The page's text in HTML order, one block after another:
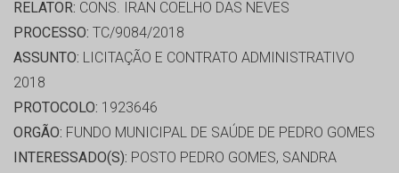
RELATOR: CONS. IRAN COELHO DAS NEVES
PROCESSO: TC/9084/2018
ASSUNTO: LICITAÇÃO E CONTRATO ADMINISTRATIVO
2018
PROTOCOLO: 1923646
ORGÃO: FUNDO MUNICIPAL DE SAÚDE DE PEDRO GOMES
INTERESSADO(S): POSTO PEDRO GOMES, SANDRA